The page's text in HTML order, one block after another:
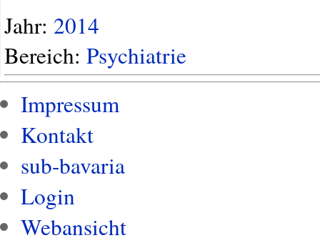
Jahr: 2014
Bereich: Psychiatrie
Impressum
Kontakt
sub-bavaria
Login
Webansicht